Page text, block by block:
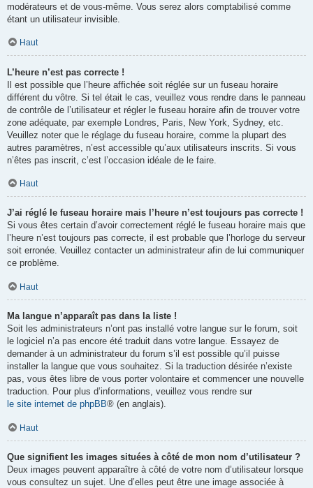
modérateurs et de vous-même. Vous serez alors comptabilisé comme
étant un utilisateur invisible.
Haut
L’heure n’est pas correcte !
Il est possible que l’heure affichée soit réglée sur un fuseau horaire
différent du vôtre. Si tel était le cas, veuillez vous rendre dans le panneau
de contrôle de l’utilisateur et régler le fuseau horaire afin de trouver votre
zone adéquate, par exemple Londres, Paris, New York, Sydney, etc.
Veuillez noter que le réglage du fuseau horaire, comme la plupart des
autres paramètres, n’est accessible qu’aux utilisateurs inscrits. Si vous
n’êtes pas inscrit, c’est l’occasion idéale de le faire.
Haut
J’ai réglé le fuseau horaire mais l’heure n’est toujours pas correcte !
Si vous êtes certain d’avoir correctement réglé le fuseau horaire mais que
l’heure n’est toujours pas correcte, il est probable que l’horloge du serveur
soit erronée. Veuillez contacter un administrateur afin de lui communiquer
ce problème.
Haut
Ma langue n’apparaît pas dans la liste !
Soit les administrateurs n’ont pas installé votre langue sur le forum, soit
le logiciel n’a pas encore été traduit dans votre langue. Essayez de
demander à un administrateur du forum s’il est possible qu’il puisse
installer la langue que vous souhaitez. Si la traduction désirée n’existe
pas, vous êtes libre de vous porter volontaire et commencer une nouvelle
traduction. Pour plus d’informations, veuillez vous rendre sur
le site internet de phpBB® (en anglais).
Haut
Que signifient les images situées à côté de mon nom d’utilisateur ?
Deux images peuvent apparaître à côté de votre nom d’utilisateur lorsque
vous consultez un sujet. Une d’elles peut être une image associée à